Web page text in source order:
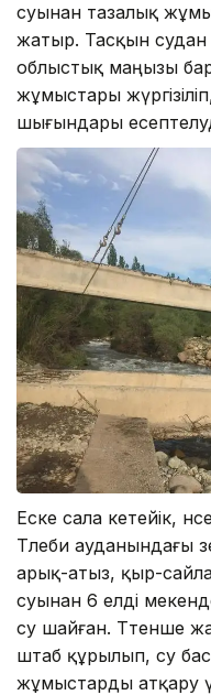
суынан тазалық
жатыр. Тасқын
облыстық маңызы бар
жұмыстары
шығындары
Еске сала кетейік,
Төлеби ауданындағы
арық-атыз, қыр-
суынан 6 елді
су шайған. Төтенше
штаб құрылып, су
жұмыстарды атқару